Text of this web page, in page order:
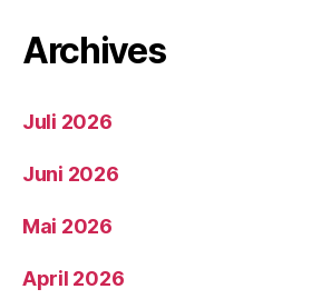
Archives
Juli 2026
Juni 2026
Mai 2026
April 2026